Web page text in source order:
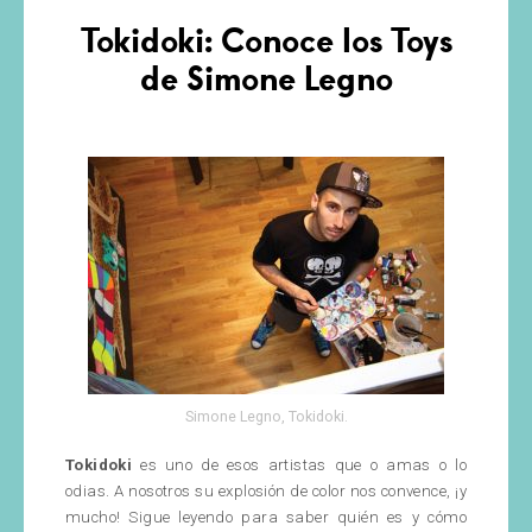
Tokidoki: Conoce los Toys
de Simone Legno
Simone Legno, Tokidoki.
Tokidoki es uno de esos artistas que o amas o lo
odias. A nosotros su explosión de color nos convence, ¡y
mucho! Sigue leyendo para saber quién es y cómo